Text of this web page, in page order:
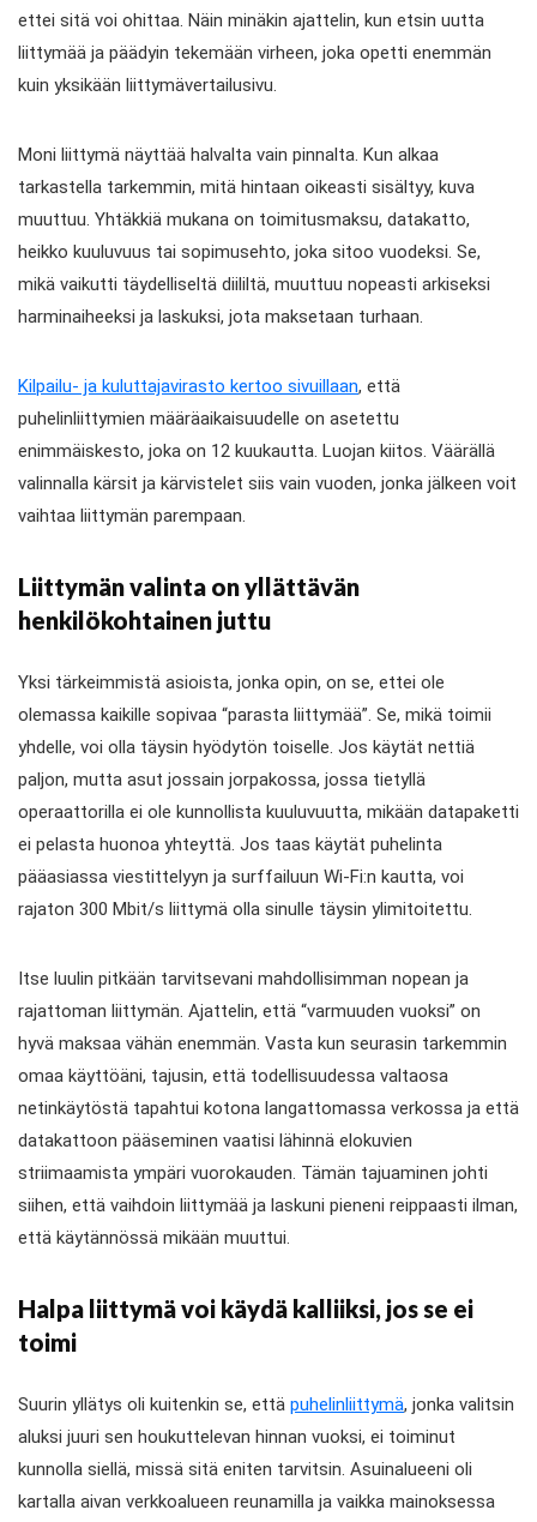
ettei sitä voi ohittaa. Näin minäkin ajattelin, kun etsin uutta
liittymää ja päädyin tekemään virheen, joka opetti enemmän
kuin yksikään liittymävertailusivu.
Moni liittymä näyttää halvalta vain pinnalta. Kun alkaa
tarkastella tarkemmin, mitä hintaan oikeasti sisältyy, kuva
muuttuu. Yhtäkkiä mukana on toimitusmaksu, datakatto,
heikko kuuluvuus tai sopimusehto, joka sitoo vuodeksi. Se,
mikä vaikutti täydelliseltä diililtä, muuttuu nopeasti arkiseksi
harminaiheeksi ja laskuksi, jota maksetaan turhaan.
Kilpailu- ja kuluttajavirasto kertoo sivuillaan, että
puhelinliittymien määräaikaisuudelle on asetettu
enimmäiskesto, joka on 12 kuukautta. Luojan kiitos. Väärällä
valinnalla kärsit ja kärvistelet siis vain vuoden, jonka jälkeen voit
vaihtaa liittymän parempaan.
Liittymän valinta on yllättävän
henkilökohtainen juttu
Yksi tärkeimmistä asioista, jonka opin, on se, ettei ole
olemassa kaikille sopivaa “parasta liittymää”. Se, mikä toimii
yhdelle, voi olla täysin hyödytön toiselle. Jos käytät nettiä
paljon, mutta asut jossain jorpakossa, jossa tietyllä
operaattorilla ei ole kunnollista kuuluvuutta, mikään datapaketti
ei pelasta huonoa yhteyttä. Jos taas käytät puhelinta
pääasiassa viestittelyyn ja surffailuun Wi-Fi:n kautta, voi
rajaton 300 Mbit/s liittymä olla sinulle täysin ylimitoitettu.
Itse luulin pitkään tarvitsevani mahdollisimman nopean ja
rajattoman liittymän. Ajattelin, että “varmuuden vuoksi” on
hyvä maksaa vähän enemmän. Vasta kun seurasin tarkemmin
omaa käyttöäni, tajusin, että todellisuudessa valtaosa
netinkäytöstä tapahtui kotona langattomassa verkossa ja että
datakattoon pääseminen vaatisi lähinnä elokuvien
striimaamista ympäri vuorokauden. Tämän tajuaminen johti
siihen, että vaihdoin liittymää ja laskuni pieneni reippaasti ilman,
että käytännössä mikään muuttui.
Halpa liittymä voi käydä kalliiksi, jos se ei
toimi
Suurin yllätys oli kuitenkin se, että puhelinliittymä, jonka valitsin
aluksi juuri sen houkuttelevan hinnan vuoksi, ei toiminut
kunnolla siellä, missä sitä eniten tarvitsin. Asuinalueeni oli
kartalla aivan verkkoalueen reunamilla ja vaikka mainoksessa